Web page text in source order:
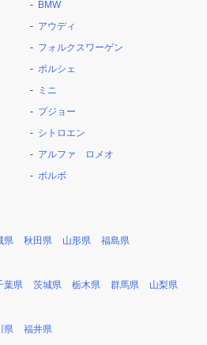
BMW
アウディ
フォルクスワーゲン
ポルシェ
ミニ
プジョー
シトロエン
アルファ ロメオ
ボルボ
県 秋田県 山形県 福島県
葉県 茨城県 栃木県 群馬県 山梨県
県 福井県